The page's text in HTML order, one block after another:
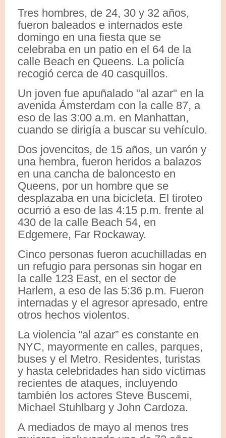
Tres hombres, de 24, 30 y 32 años,
fueron baleados e internados este
domingo en una fiesta que se
celebraba en un patio en el 64 de la
calle Beach en Queens. La policía
recogió cerca de 40 casquillos.
Un joven fue apuñalado "al azar" en la
avenida Ámsterdam con la calle 87, a
eso de las 3:00 a.m. en Manhattan,
cuando se dirigía a buscar su vehículo.
Dos jovencitos, de 15 años, un varón y
una hembra, fueron heridos a balazos
en una cancha de baloncesto en
Queens, por un hombre que se
desplazaba en una bicicleta. El tiroteo
ocurrió a eso de las 4:15 p.m. frente al
430 de la calle Beach 54, en
Edgemere, Far Rockaway.
Cinco personas fueron acuchilladas en
un refugio para personas sin hogar en
la calle 123 East, en el sector de
Harlem, a eso de las 5:36 p.m. Fueron
internadas y el agresor apresado, entre
otros hechos violentos.
La violencia “al azar” es constante en
NYC, mayormente en calles, parques,
buses y el Metro. Residentes, turistas
y hasta celebridades han sido víctimas
recientes de ataques, incluyendo
también los actores Steve Buscemi,
Michael Stuhlbarg y John Cardoza.
A mediados de mayo al menos tres